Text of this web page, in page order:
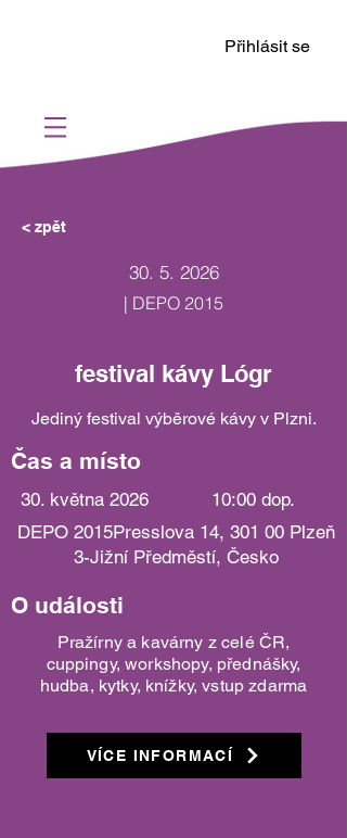
Přihlásit se
< zpět
30. 5. 2026
| DEPO 2015
festival kávy Lógr
Jediný festival výběrové kávy v Plzni.
Čas a místo
30. května 2026
10:00 dop.
DEPO 2015Presslova 14, 301 00 Plzeň
3-Jižní Předměstí, Česko
O události
Pražírny a kavárny z celé ČR,
cuppingy, workshopy, přednášky,
hudba, kytky, knížky, vstup zdarma
VÍCE INFORMACÍ